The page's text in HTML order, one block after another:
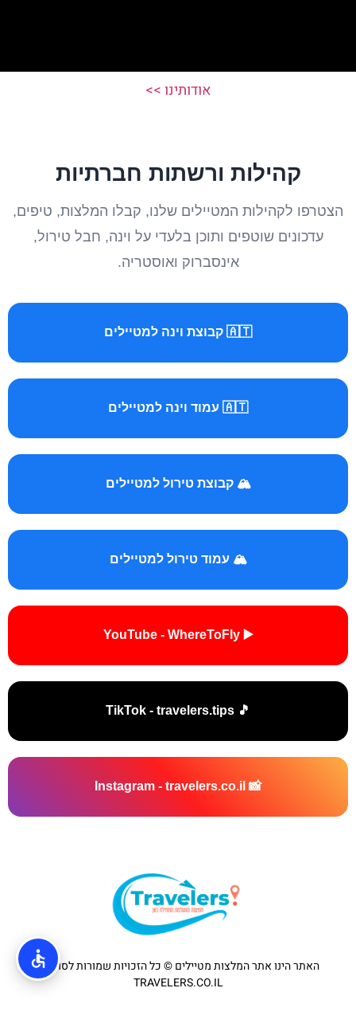
אודותינו >>
קהילות ורשתות חברתיות
הצטרפו לקהילות המטיילים שלנו, קבלו המלצות, טיפים,
עדכונים שוטפים ותוכן בלעדי על וינה, חבל טירול,
אינסברוק ואוסטריה.
🇦🇹 קבוצת וינה למטיילים
🇦🇹 עמוד וינה למטיילים
🏔️ קבוצת טירול למטיילים
🏔️ עמוד טירול למטיילים
▶️ YouTube - WhereToFly
🎵 TikTok - travelers.tips
📸 Instagram - travelers.co.il
האתר הינו אתר המלצות מטיילים © כל הזכויות שמורות לסוכנות
TRAVELERS.CO.IL